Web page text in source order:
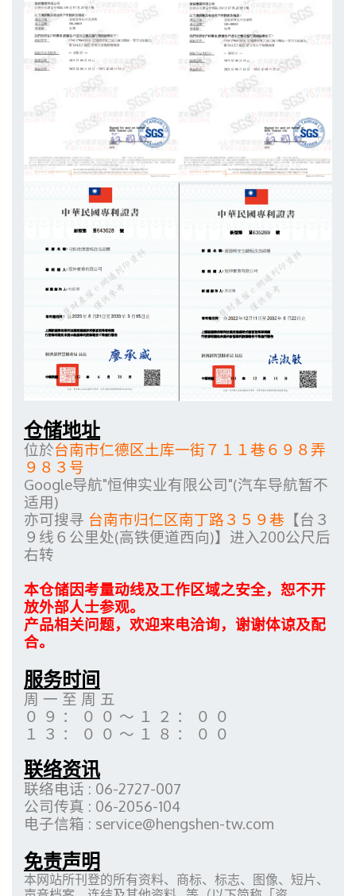
仓储地址
位於台南市仁德区土库一街７１１巷６９８弄
９８３号
Google导航"恒伸实业有限公司"(汽车导航暂不
适用)
亦可搜寻 台南市归仁区南丁路３５９巷 【台３
９线６公里处(高铁便道西向)】进入200公尺后
右转
本仓储因考量动线及工作区域之安全，恕不开
放外部人士参观。
产品相关问题，欢迎来电洽询，谢谢体谅及配
合。
服务时间
周 一 至 周 五
０ ９ ： ０ ０ ～ １ ２ ： ０ ０
１ ３ ： ０ ０ ～ １ ８ ： ０ ０
联络资讯
联络电话 : 06-2727-007
公司传真 : 06-2056-104
电子信箱 : service@hengshen-tw.com
免责声明
本网站所刊登的所有资料、商标、标志、图像、短片、